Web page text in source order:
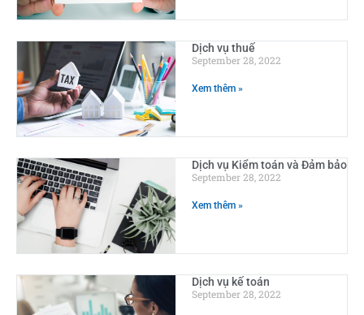
Dịch vụ thuế
September 28, 2022
Xem thêm »
Dịch vụ Kiểm toán và Đảm bảo
September 28, 2022
Xem thêm »
Dịch vụ kế toán
September 28, 2022